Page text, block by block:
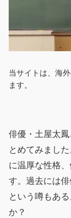
当サイトは、海
ます。
俳優・土屋太
とめてみまし
に温厚な性格
す。過去には俳
という噂もあ
か？